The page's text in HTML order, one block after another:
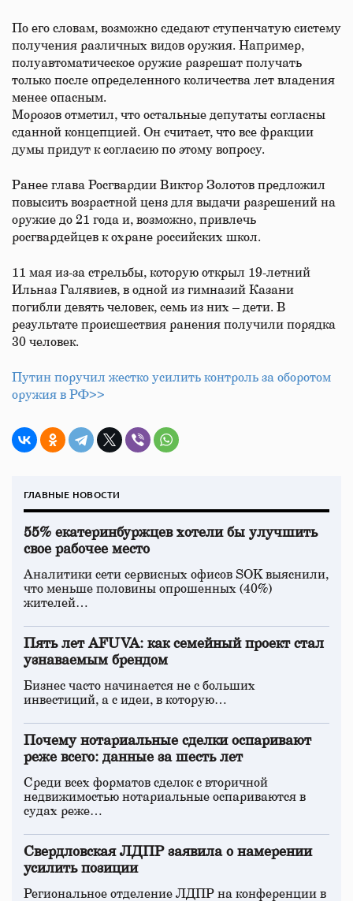
По его словам, возможно сдедают ступенчатую систему
получения различных видов оружия. Например,
полуавтоматическое оружие разрешат получать
только после определенного количества лет владения
менее опасным.
Морозов отметил, что остальные депутаты согласны
сданной концепцией. Он считает, что все фракции
думы придут к согласию по этому вопросу.
Ранее глава Росгвардии Виктор Золотов предложил
повысить возрастной ценз для выдачи разрешений на
оружие до 21 года и, возможно, привлечь
росгвардейцев к охране российских школ.
11 мая из-за стрельбы, которую открыл 19-летний
Ильназ Галявиев, в одной из гимназий Казани
погибли девять человек, семь из них – дети. В
результате происшествия ранения получили порядка
30 человек.
Путин поручил жестко усилить контроль за оборотом
оружия в РФ>>
ГЛАВНЫЕ НОВОСТИ
55% екатеринбуржцев хотели бы улучшить
свое рабочее место
Аналитики сети сервисных офисов SOK выяснили,
что меньше половины опрошенных (40%)
жителей…
Пять лет AFUVA: как семейный проект стал
узнаваемым брендом
Бизнес часто начинается не с больших
инвестиций, а с идеи, в которую…
Почему нотариальные сделки оспаривают
реже всего: данные за шесть лет
Среди всех форматов сделок с вторичной
недвижимостью нотариальные оспариваются в
судах реже…
Свердловская ЛДПР заявила о намерении
усилить позиции
Региональное отделение ЛДПР на конференции в